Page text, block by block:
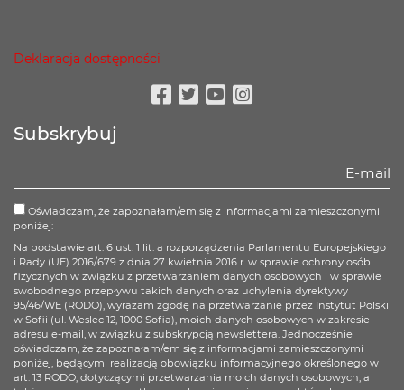
Deklaracja dostępności
Subskrybuj
Oświadczam, że zapoznałam/em się z informacjami zamieszczonymi
poniżej:
Na podstawie art. 6 ust. 1 lit. a rozporządzenia Parlamentu Europejskiego
i Rady (UE) 2016/679 z dnia 27 kwietnia 2016 r. w sprawie ochrony osób
fizycznych w związku z przetwarzaniem danych osobowych i w sprawie
swobodnego przepływu takich danych oraz uchylenia dyrektywy
95/46/WE (RODO), wyrażam zgodę na przetwarzanie przez Instytut Polski
w Sofii (ul. Weslec 12, 1000 Sofia), moich danych osobowych w zakresie
adresu e-mail, w związku z subskrypcją newslettera. Jednocześnie
oświadczam, że zapoznałam/em się z informacjami zamieszczonymi
poniżej, będącymi realizacją obowiązku informacyjnego określonego w
art. 13 RODO, dotyczącymi przetwarzania moich danych osobowych, a